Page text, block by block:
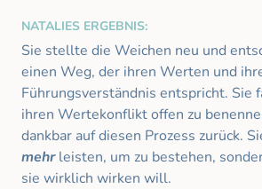
NATALIES ERGEBNIS:
Sie stellte die Weichen neu und
einen Weg, der ihren Werten und
Führungsverständnis entspricht. Sie
ihren Wertekonflikt offen zu
mehr leisten, um zu bestehen,
sie wirklich wirken will.